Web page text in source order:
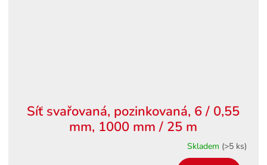
Síť svařovaná, pozinkovaná, 6 / 0,55
mm, 1000 mm / 25 m
Skladem (>5 ks)